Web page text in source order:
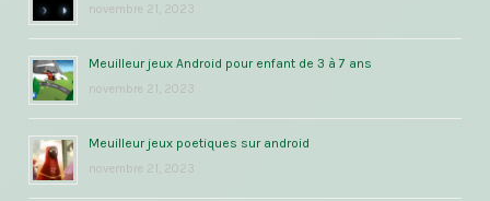
novembre 21, 2023
Meuilleur jeux Android pour enfant de 3 à 7 ans
novembre 21, 2023
Meuilleur jeux poetiques sur android
novembre 21, 2023